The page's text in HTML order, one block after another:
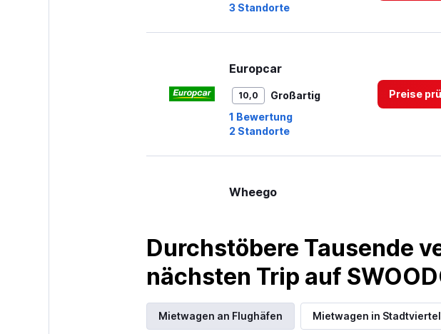
3 Standorte
Europcar
10,0
Großartig
1 Bewertung
2 Standorte
Preise
Wheego
1 Bewertung
1 Standort
Hertz
Durchstöbere Tausende
nächsten Trip auf
Mietwagen an Flughäfen Mietwagen in